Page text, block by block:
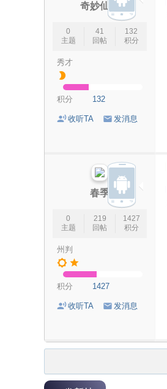
奇妙仙子
0
主题
41
回帖
132
积分
秀才
积分 132
收听TA 发消息
春季
0
主题
219
回帖
1427
积分
州判
积分 1427
收听TA 发消息